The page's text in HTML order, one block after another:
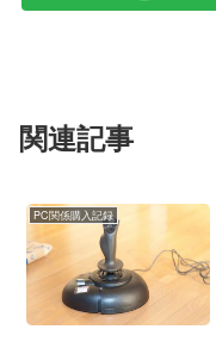
関連記事
PC関係購入記録